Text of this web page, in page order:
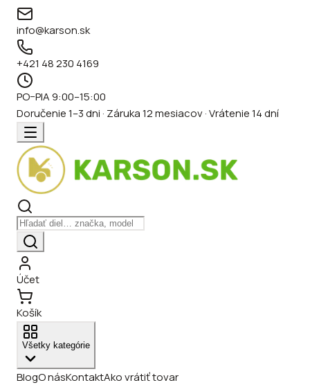
info@karson.sk
+421 48 230 4169
PO–PIA 9:00–15:00
Doručenie 1–3 dni · Záruka 12 mesiacov · Vrátenie 14 dní
Účet
Košík
Všetky kategórie
BlogO násKontaktAko vrátiť tovar